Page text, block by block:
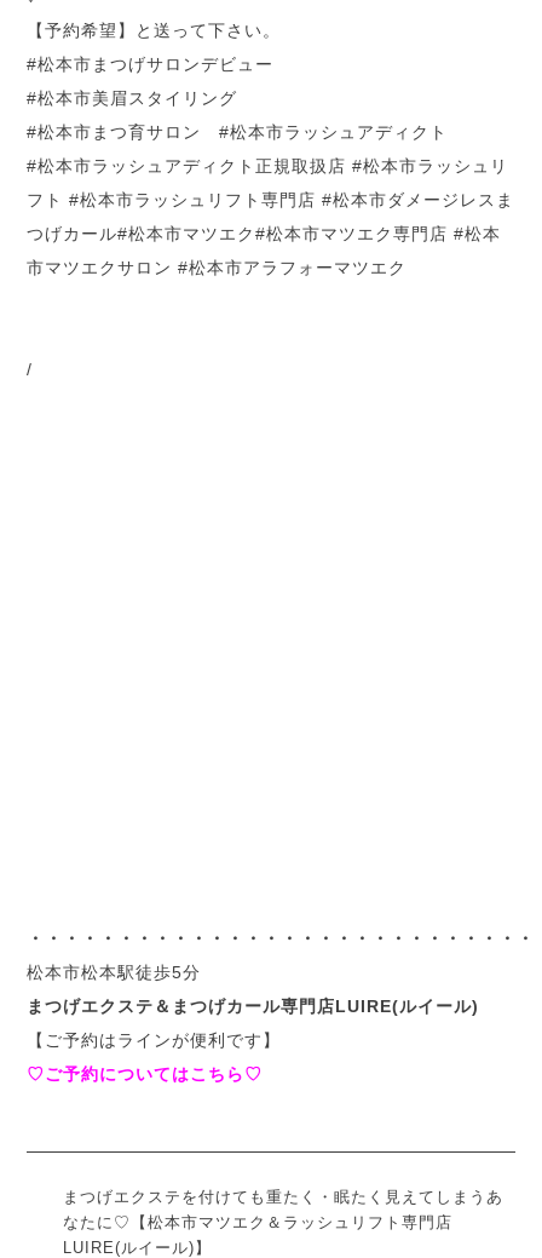
【予約希望】と送って下さい。
#松本市まつげサロンデビュー
#松本市美眉スタイリング
#松本市まつ育サロン #松本市ラッシュアディクト
#松本市ラッシュアディクト正規取扱店 #松本市ラッシュリ
フト #松本市ラッシュリフト専門店 #松本市ダメージレスま
つげカール#松本市マツエク#松本市マツエク専門店 #松本
市マツエクサロン #松本市アラフォーマツエク
/
・・・・・・・・・・・・・・・・・・・・・・・・・・・・
松本市松本駅徒歩5分
まつげエクステ＆まつげカール専門店LUIRE(ルイール)
【ご予約はラインが便利です】
♡ご予約についてはこちら♡
まつげエクステを付けても重たく・眠たく見えてしまうあ
なたに♡【松本市マツエク＆ラッシュリフト専門店
LUIRE(ルイール)】